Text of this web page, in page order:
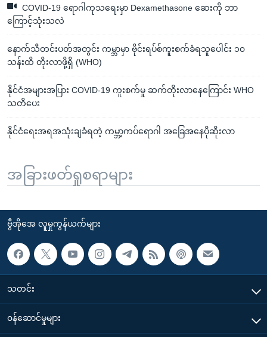
COVID-19 ရောဂါကုသရေးမှာ Dexamethasone ဆေးကို ဘာ
ကြောင့်သုံးသလဲ
နောက်သီတင်းပတ်အတွင်း ကမ္ဘာမှာ ဗိုင်းရပ်စ်ကူးစက်ခံရသူပေါင်း ၁၀
သန်းထိ တိုးလာဖို့ရှိ (WHO)
နိုင်ငံအများအပြား COVID-19 ကူးစက်မှု ဆက်တိုးလာနေကြောင်း WHO
သတိပေး
နိုင်ငံရေးအရအသုံးချခံရတဲ့ ကမ္ဘာ့ကပ်ရောဂါ အခြေအနေပိုဆိုးလာ
အခြားဖတ်ရှုစရာများ
ဗွီအိုအေ လူမှုကွန်ယက်များ
သတင်း
၀န်ဆောင်မှုများ